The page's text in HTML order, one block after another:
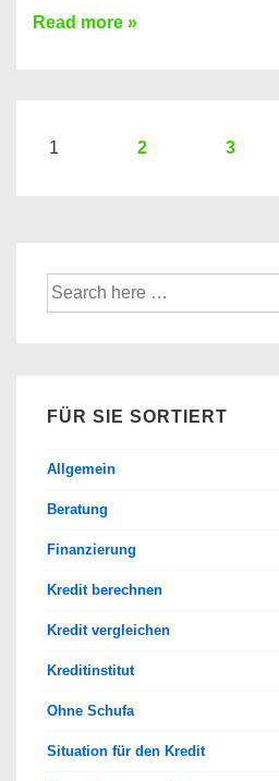
Brauchen
Summe
Euro
Read more »
1 2 3
Suche
nach:
FÜR SIE SORTIERT
Allgemein
Beratung
Finanzierung
Kredit berechnen
Kredit vergleichen
Kreditinstitut
Ohne Schufa
Situation für den Kredit